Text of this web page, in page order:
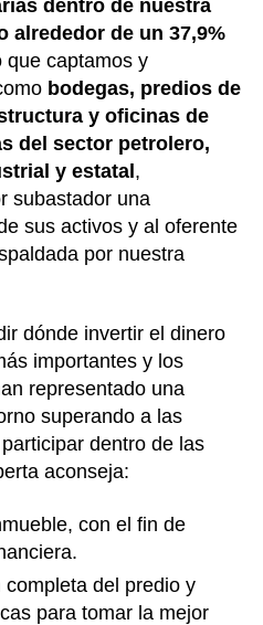
dentro de nuestra
alrededor de un 37,9%
que captamos y
bodegas, predios de
y oficinas de
del sector petrolero,
y estatal,
subastador una
sus activos y al oferente
por nuestra
dónde invertir el dinero
importantes y los
representado una
superando a las
dentro de las
aconseja:
con el fin de
del predio y
para tomar la mejor